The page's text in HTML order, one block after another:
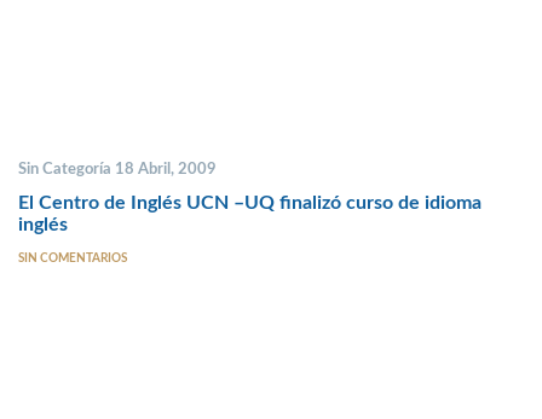
Sin Categoría 18 Abril, 2009
El Centro de Inglés UCN –UQ finalizó curso de idioma
inglés
SIN COMENTARIOS